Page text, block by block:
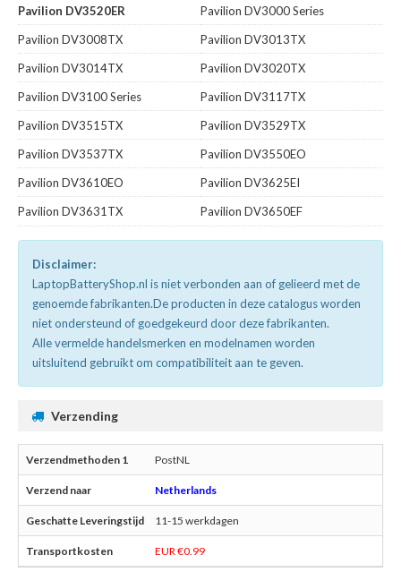
Pavilion DV3520ER
Pavilion DV3000 Series
Pavilion DV3008TX
Pavilion DV3013TX
Pavilion DV3014TX
Pavilion DV3020TX
Pavilion DV3100 Series
Pavilion DV3117TX
Pavilion DV3515TX
Pavilion DV3529TX
Pavilion DV3537TX
Pavilion DV3550EO
Pavilion DV3610EO
Pavilion DV3625EI
Pavilion DV3631TX
Pavilion DV3650EF
Disclaimer:
LaptopBatteryShop.nl is niet verbonden aan of gelieerd met de
genoemde fabrikanten.De producten in deze catalogus worden
niet ondersteund of goedgekeurd door deze fabrikanten.
Alle vermelde handelsmerken en modelnamen worden
uitsluitend gebruikt om compatibiliteit aan te geven.
Verzending
PostNL
Netherlands
11-15 werkdagen
EUR €0.99